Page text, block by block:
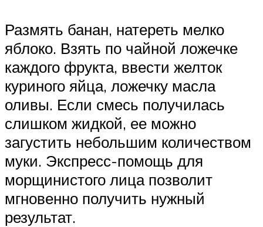
Размять банан, натереть мелко
яблоко. Взять по чайной ложечке
каждого фрукта, ввести желток
куриного яйца, ложечку масла
оливы. Если смесь получилась
слишком жидкой, ее можно
загустить небольшим количеством
муки. Экспресс-помощь для
морщинистого лица позволит
мгновенно получить нужный
результат.